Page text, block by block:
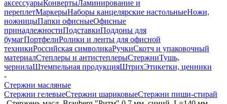
аксессуарыКонвертыЛаминирование и
переплетМаркерыНаборы канцелярские настольныеНожи,
ножницыПапки офисныеОфисные
принадлежностиПодставкиПоддоны для
бумагПортфелиРолики и ленты для офисной
техникиРоссийская символикаРучкиСкотч и упаковочный
материалСтеплеры и антистеплерыСтержниТушь,
чернилаШтемпельная продукцияШтрихЭтикетки, ценники
-
Стержни масляные
Стержни гелевыеСтержни шариковыеСтержни пиши-стирай